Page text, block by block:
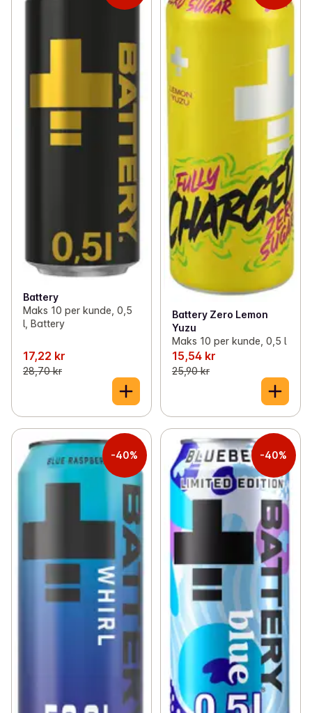
Battery
Maks 10 per kunde, 0,5
l, Battery
17,22 kr
28,70 kr
Battery Zero Lemon
Yuzu
Maks 10 per kunde, 0,5 l
15,54 kr
25,90 kr
-40% -40%